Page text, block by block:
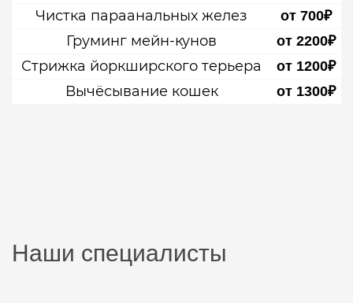
Чистка параанальных желез от 700₽
Груминг мейн-кунов от 2200₽
Стрижка йоркширского терьера от 1200₽
Вычёсывание кошек от 1300₽
Наши специалисты